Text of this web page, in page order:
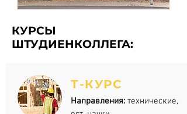
КУРСЫ
ШТУДИЕНКОЛЛЕГА:
Т-КУРС
Направления: технические,